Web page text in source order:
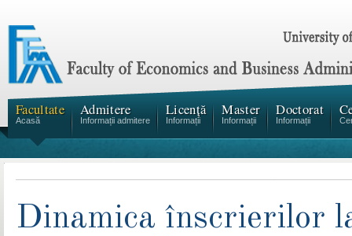
Facultate
Acasă
Admitere
Informații admitere
Licență
Informații
Master
Informații
Doctorat
Informații
Dinamica înscrierilor